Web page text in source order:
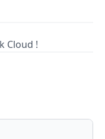
Cloud !